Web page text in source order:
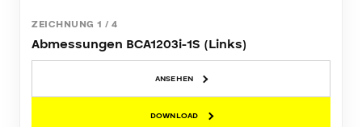
ZEICHNUNG 1 / 4
Abmessungen BCA1203i-1S (Links)
ANSEHEN
DOWNLOAD